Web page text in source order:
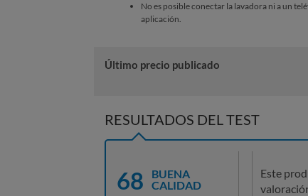
No es posible conectar la lavadora ni a un
aplicación.
Último precio publicado
RESULTADOS DEL TEST
68
BUENA
CALIDAD
Este